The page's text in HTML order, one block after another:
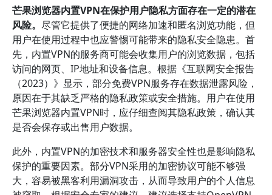
芒果浏览器内置VPN在保护用户隐私方面存在一定的潜在
风险。 尽管它提供了便捷的网络加速和匿名浏览功能，但
用户在使用过程中也应警惕可能带来的隐私安全隐患。首
先，内置VPN的服务商可能会收集用户的浏览数据，包括
访问的网页、IP地址和设备信息。根据《互联网安全报告
（2023）》显示，部分免费VPN服务存在数据泄露风险，
原因在于其缺乏严格的隐私政策或安全措施。用户在使用
芒果浏览器内置VPN时，应仔细查阅其隐私政策，确认其
是否会保存或出售用户数据。
此外，内置VPN的加密技术和服务器安全性也是影响隐私
保护的重要因素。部分VPN采用的加密协议可能不够强
大，容易被黑客利用漏洞攻击，从而导致用户的个人信息